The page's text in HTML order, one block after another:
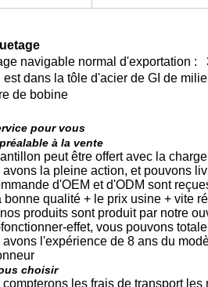
navigable normal d'exportation :
est dans la tôle d'acier de GI de
de bobine
pour vous
à la vente
peut être offert avec la
avons la pleine action, et pouvons
d'OEM et d'ODM sont
bonne qualité + le prix usine + vite
produits sont produit par notre
effet, vous pouvons
avons l'expérience de 8 ans du
choisir
les frais de transport